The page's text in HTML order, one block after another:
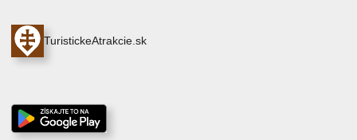
TuristickeAtrakcie.sk